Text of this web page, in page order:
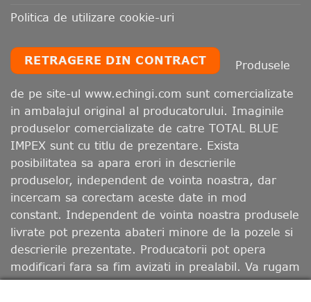
Politica de utilizare cookie-uri
RETRAGERE DIN CONTRACT
Produsele
de pe site-ul www.echingi.com sunt comercializate
in ambalajul original al producatorului. Imaginile
produselor comercializate de catre TOTAL BLUE
IMPEX sunt cu titlu de prezentare. Exista
posibilitatea sa apara erori in descrierile
produselor, independent de vointa noastra, dar
incercam sa corectam aceste date in mod
constant. Independent de vointa noastra produsele
livrate pot prezenta abateri minore de la pozele si
descrierile prezentate. Producatorii pot opera
modificari fara sa fim avizati in prealabil. Va rugam
sa retineti ca, in functie de calibrarea monitorului